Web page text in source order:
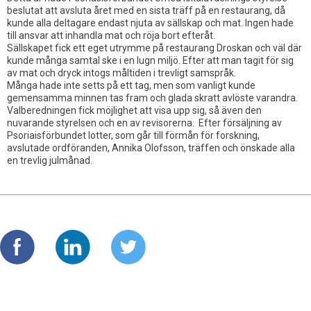
Träff om Organisation och medlemmar
och ekonomi!
Årsmöten
Årsmöte 2025-02-17
beslutat att avsluta året med en sista träff på en restaurang, då
kunde alla deltagare endast njuta av sällskap och mat. Ingen hade
till ansvar att inhandla mat och röja bort efteråt.
Sällskapet fick ett eget utrymme på restaurang Droskan och väl där
kunde många samtal ske i en lugn miljö. Efter att man tagit för sig
av mat och dryck intogs måltiden i trevligt samspråk.
Många hade inte setts på ett tag, men som vanligt kunde
gemensamma minnen tas fram och glada skratt avlöste varandra.
Valberedningen fick möjlighet att visa upp sig, så även den
nuvarande styrelsen och en av revisorerna. Efter försäljning av
Psoriaisförbundet lotter, som går till förmån för forskning,
avslutade ordföranden, Annika Olofsson, träffen och önskade alla
en trevlig julmånad.